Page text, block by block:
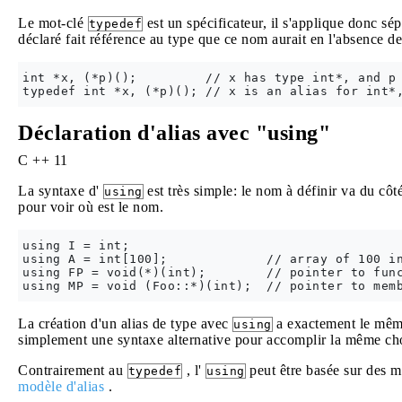
Le mot-clé typedef est un spécificateur, il s'applique donc
déclaré fait référence au type que ce nom aurait en l'absence
int *x, (*p)();         // x has type int*, and p
Déclaration d'alias avec "using"
C ++ 11
La syntaxe d' using est très simple: le nom à définir va du
pour voir où est le nom.
using I = int;
using A = int[100];             // array of 100
using FP = void(*)(int);        // pointer to
La création d'un alias de type avec using a exactement le
simplement une syntaxe alternative pour accomplir la même
Contrairement au typedef , l' using peut être basée sur des
modèle d'alias .